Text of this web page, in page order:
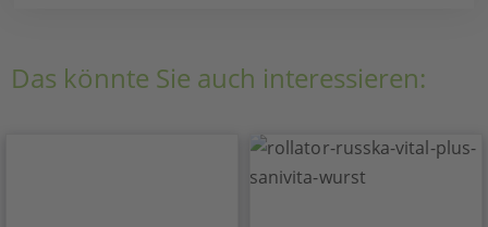
Das könnte Sie auch interessieren: